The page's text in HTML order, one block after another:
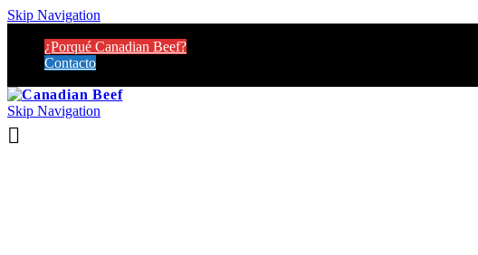
Skip Navigation
¿Porqué Canadian Beef?
Contacto
Skip Navigation